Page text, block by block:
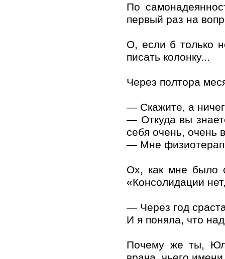
По
первый раз на
О, если б только
писать колонку...
Через полтора
— Скажите, а
— Откуда вы
себя очень, очень
— Мне
Ох, как мне было
«Консолидации
— Через год
И я поняла, что
Почему же ты,